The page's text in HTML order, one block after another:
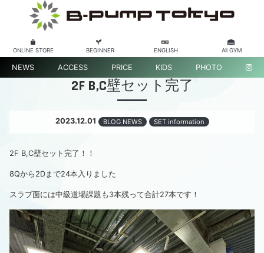
ONLINE STORE BEGINNER ENGLISH All GYM
NEWS ACCESS PRICE KIDS PHOTO
2F B,C壁セット完了
2023.12.01 BLOG NEWS SET information
2F B,C壁セット完了！！
8Qから2Dまで24本入りました
スラブ面には中級道場課題も3本残って合計27本です！